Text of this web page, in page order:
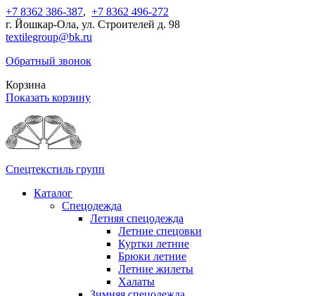
+7 8362 386-387, +7 8362 496-272
г. Йошкар-Ола, ул. Строителей д. 98
textilegroup@bk.ru
Обратный звонок
Корзина
Показать корзину
Спецтекстиль групп
Каталог
Спецодежда
Летняя спецодежда
Летние спецовки
Куртки летние
Брюки летние
Летние жилеты
Халаты